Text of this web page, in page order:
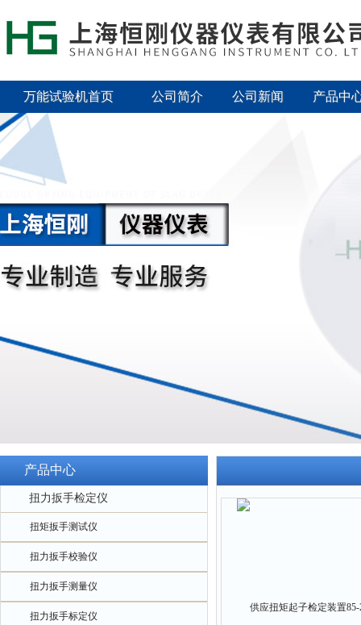
万能试验机首页 公司简介 公司新闻 产品中
产品中心
扭力扳手检定仪
扭矩扳手测试仪
扭力扳手校验仪
扭力扳手测量仪
扭力扳手标定仪